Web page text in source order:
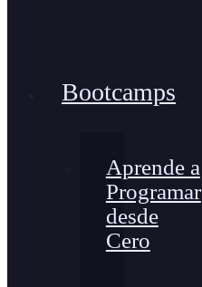
Bootcamps
Aprende a
Programar
desde
Cero